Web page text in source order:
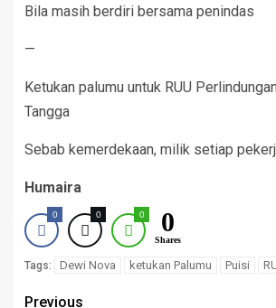
Bila masih berdiri bersama penindas
—
Ketukan palumu untuk RUU
Tangga
Sebab kemerdekaan, milik setiap
Humaira
0 0 0 0
Shares
Tags: Dewi Nova ketukan Palumu Puisi
Previous